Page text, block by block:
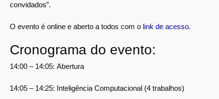
convidados”.
O evento é online e aberto a todos com o link de acesso.
Cronograma do evento:
14:00 – 14:05: Abertura
14:05 – 14:25: Inteligência Computacional (4 trabalhos)